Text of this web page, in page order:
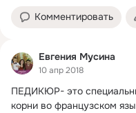
Комментировать
Евгения Мусина
10 апр 2018
ПЕДИКЮР- это
корни во французском